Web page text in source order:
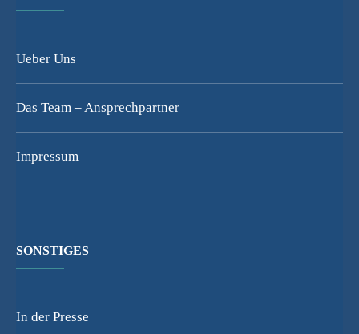
Ueber Uns
Das Team – Ansprechpartner
Impressum
SONSTIGES
In der Presse